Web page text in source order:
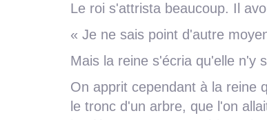
Le roi s'attrista beaucoup. Il
« Je ne sais point d'autre
Mais la reine s'écria qu'elle n'y
On apprit cependant à la reine
le tronc d'un arbre, que l'on